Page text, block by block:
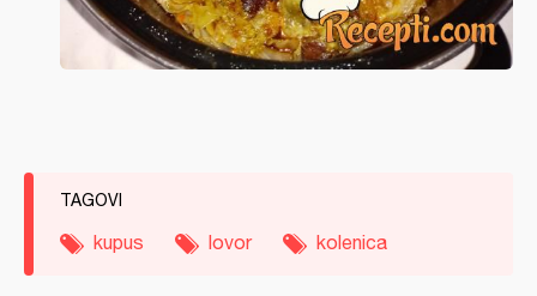
TAGOVI
kupus lovor kolenica